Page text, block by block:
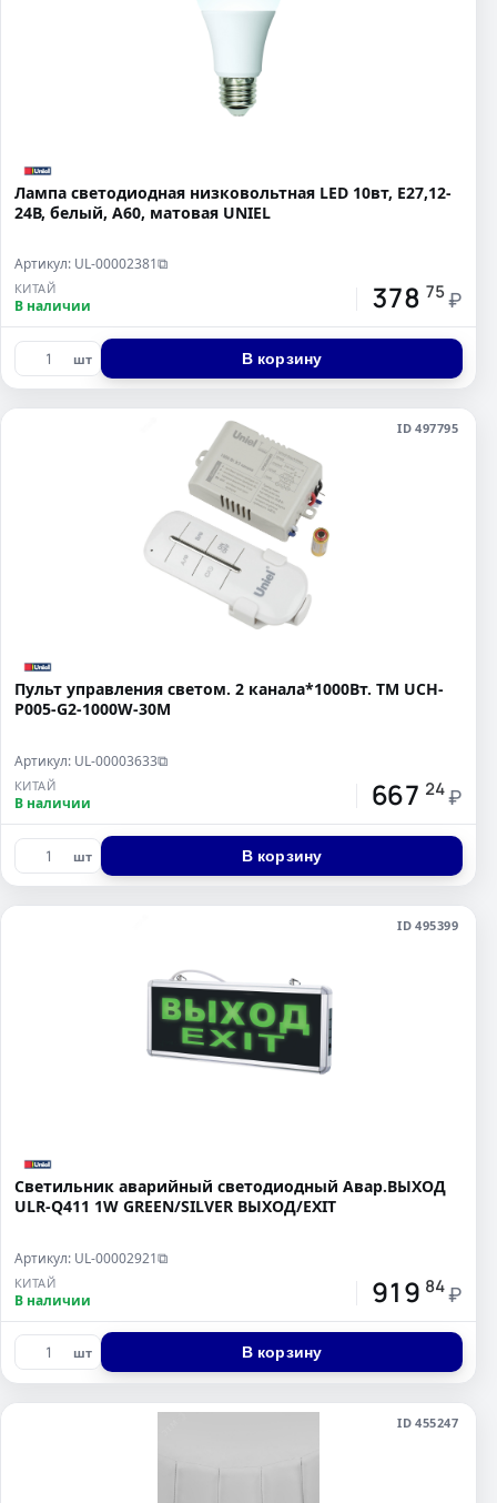
Лампа светодиодная низковольтная LED 10вт, E27,12-
24В, белый, А60, матовая UNIEL
Артикул: UL-00002381⧉
КИТАЙ
В наличии 378 75 ₽
шт В корзину
ID 497795
Пульт управления светом. 2 канала*1000Вт. ТМ UCH-
P005-G2-1000W-30M
Артикул: UL-00003633⧉
КИТАЙ
В наличии 667 24 ₽
шт В корзину
ID 495399
Светильник аварийный светодиодный Авар.ВЫХОД
ULR-Q411 1W GREEN/SILVER ВЫХОД/EXIT
Артикул: UL-00002921⧉
КИТАЙ
В наличии 919 84 ₽
шт В корзину
ID 455247